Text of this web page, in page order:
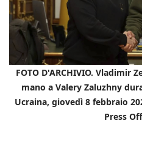
FOTO D'ARCHIVIO. Vladimir
mano a Valery Zaluzhny
Ucraina, giovedì 8 febbraio
Press